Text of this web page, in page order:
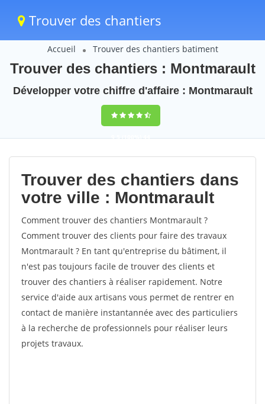
Trouver des chantiers
Accueil Trouver des chantiers batiment
Trouver des chantiers : Montmarault
Développer votre chiffre d'affaire : Montmarault
9,5(100%)44
votes
Trouver des chantiers dans
votre ville : Montmarault
Comment trouver des chantiers Montmarault ?
Comment trouver des clients pour faire des travaux
Montmarault ? En tant qu'entreprise du bâtiment, il
n'est pas toujours facile de trouver des clients et
trouver des chantiers à réaliser rapidement. Notre
service d'aide aux artisans vous permet de rentrer en
contact de manière instantannée avec des particuliers
à la recherche de professionnels pour réaliser leurs
projets travaux.